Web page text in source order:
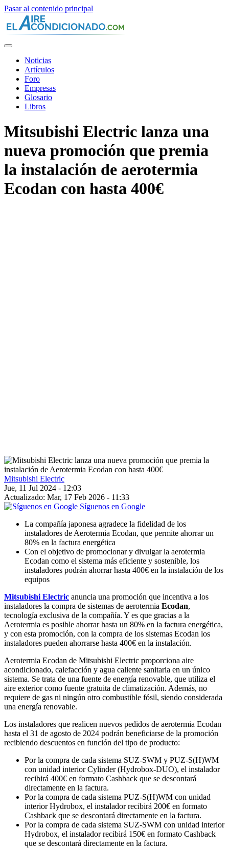
Pasar al contenido principal
Noticias
Artículos
Foro
Empresas
Glosario
Libros
Mitsubishi Electric lanza una
nueva promoción que premia
la instalación de aerotermia
Ecodan con hasta 400€
Mitsubishi Electric
Jue, 11 Jul 2024 - 12:03
Actualizado: Mar, 17 Feb 2026 - 11:33
Síguenos en Google
La compañía japonesa agradece la fidelidad de los
instaladores de Aerotermia Ecodan, que permite ahorrar un
80% en la factura energética
Con el objetivo de promocionar y divulgar la aerotermia
Ecodan como el sistema más eficiente y sostenible, los
instaladores podrán ahorrar hasta 400€ en la instalación de los
equipos
Mitsubishi Electric anuncia una promoción que incentiva a los
instaladores la compra de sistemas de aerotermia Ecodan,
tecnología exclusiva de la compañía. Y es que gracias a la
Aerotermia es posible ahorrar hasta un 80% en la factura energética,
y con esta promoción, con la compra de los sistemas Ecodan los
instaladores pueden ahorrarse hasta 400€ en la instalación.
Aerotermia Ecodan de Mitsubishi Electric proporciona aire
acondicionado, calefacción y agua caliente sanitaria en un único
sistema. Se trata de una fuente de energía renovable, que utiliza el
aire exterior como fuente gratuita de climatización. Además, no
requiere de gas ni ningún otro combustible fósil, siendo considerada
una energía renovable.
Los instaladores que realicen nuevos pedidos de aerotermia Ecodan
hasta el 31 de agosto de 2024 podrán beneficiarse de la promoción
recibiendo descuentos en función del tipo de producto:
Por la compra de cada sistema SUZ-SWM y PUZ-S(H)WM
con unidad interior Cylinder (Hydrobox-DUO), el instalador
recibirá 400€ en formato Cashback que se descontará
directamente en la factura.
Por la compra de cada sistema PUZ-S(H)WM con unidad
interior Hydrobox, el instalador recibirá 200€ en formato
Cashback que se descontará directamente en la factura.
Por la compra de cada sistema SUZ-SWM con unidad interior
Hydrobox, el instalador recibirá 150€ en formato Cashback
que se descontará directamente en la factura.